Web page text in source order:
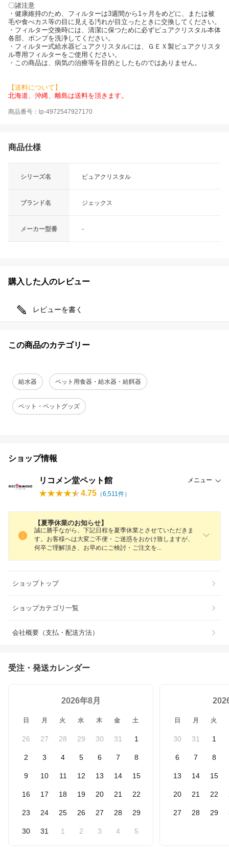
〇諸注意
・健康維持のため、フィルターは3週間から1ヶ月をめどに、または被
毛や食べカス等の目に見える汚れが目立ったときに交換してください。
・フィルター交換時には、清潔に保つために必ずピュアクリスタル本体
各部、ポンプを洗浄してください。
・フィルター式給水器ピュアクリスタルには、ＧＥＸ製ピュアクリスタ
ル専用フィルターをご使用ください。
・この商品は、病気の治療等を目的としたものではありません。
【送料について】
北海道、沖縄、離島は送料を頂きます。
商品番号：lp-4972547927170
商品仕様
シリーズ名 ピュアクリスタル
ブランド名 ジェックス
メーカー型番 -
購入した人のレビュー
レビューを書く
この商品のカテゴリー
給水器 ペット用食器・給水器・給餌器
ペット・ペットグッズ
ショップ情報
リコメン堂ペット館 メニュー
4.75 （6,511件）
【夏季休業のお知らせ】
誠に勝手ながら、下記日程を夏季休業とさせていただきま
す。お客様へは大変ご不便・ご迷惑をおかけ致しますが、
何卒ご理解頂き、お早めにご検討・ご注文を
ショップトップ
ショップカテゴリ一覧
会社概要（支払・配送方法）
受注・発送カレンダー
2026年8月
日 月 火 水 木 金 土
26 27 28 29 30 31 1
2 3 4 5 6 7 8
9 10 11 12 13 14 15
16 17 18 19 20 21 22
23 24 25 26 27 28 29
30 31 1 2 3 4 5
日 月 火
30 31 1
6 7 8
13 14 15
20 21 22
27 28 29